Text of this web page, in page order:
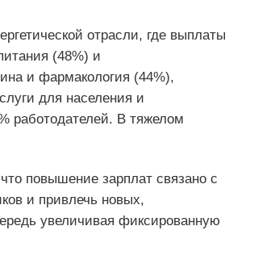
отрасли, где выплаты
(48%) и
и фармакология (44%),
для населения и
работодателей. В тяжелом
повышение зарплат связано с
и привлечь новых,
увеличивая фиксированную